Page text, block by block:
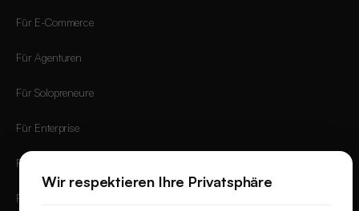
Für E-Commerce
Für Agenturen
Für Solopreneure
Für Enterprise
Für Creator
Produktfotografie
Wir respektieren Ihre Privatsphäre